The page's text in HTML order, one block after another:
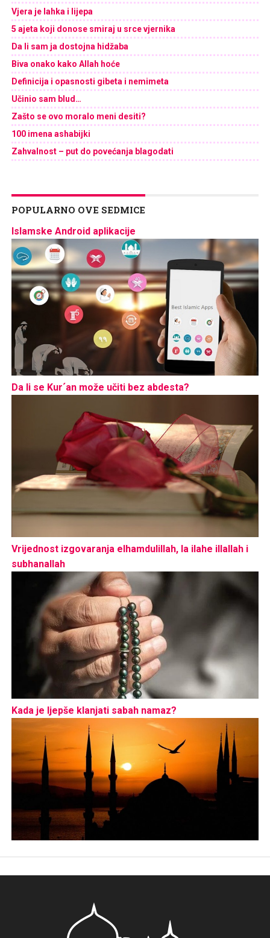
Vjera je lahka i lijepa
5 ajeta koji donose smiraj u srce vjernika
Da li sam ja dostojna hidžaba
Biva onako kako Allah hoće
Definicija i opasnosti gibeta i nemimeta
Učinio sam blud…
Zašto se ovo moralo meni desiti?
100 imena ashabijki
Zahvalnost – put do povećanja blagodati
POPULARNO OVE SEDMICE
Islamske Android aplikacije
Da li se Kur´an može učiti bez abdesta?
Vrijednost izgovaranja elhamdulillah, la ilahe illallah i
subhanallah
Kada je ljepše klanjati sabah namaz?